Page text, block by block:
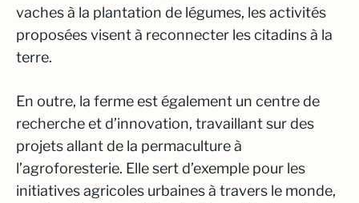
vaches à la plantation de légumes, les activités
proposées visent à reconnecter les citadins à la
terre.
En outre, la ferme est également un centre de
recherche et d’innovation, travaillant sur des
projets allant de la permaculture à
l’agroforesterie. Elle sert d’exemple pour les
initiatives agricoles urbaines à travers le monde,